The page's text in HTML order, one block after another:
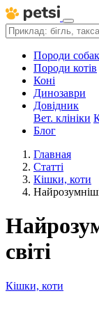
Породи собак
Породи котів
Коні
Динозаври
Довідник
Вет. клініки
Блог
Главная
Статті
Кішки, коти
світі
Кішки, коти